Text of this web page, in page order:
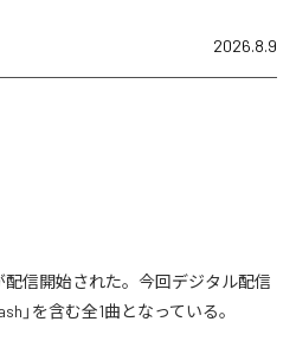
2026.8.9
配信開始された。今回デジタル配信
」を含む全1曲となっている。